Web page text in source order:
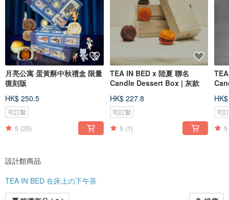
月亮公寓 蛋黃酥中秋禮盒 限量
復刻版
HK$ 250.5
可訂製
5 (25)
TEA IN BED x 陸夏 聯名
Candle Dessert Box | 灰款
HK$ 227.8
可訂製
5 (1)
可
5
設計館商品
TEA IN BED 在床上の下午茶